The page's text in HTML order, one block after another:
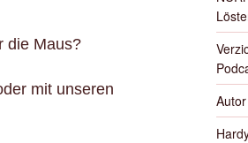
die Maus?
mit unseren